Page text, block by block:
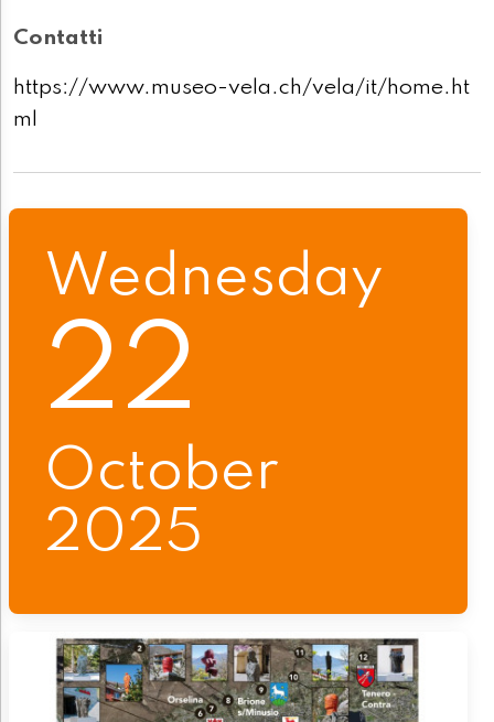
Contatti
https://www.museo-vela.ch/vela/it/home.ht
ml
Wednesday
22
October
2025